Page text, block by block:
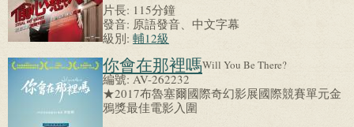
片長: 115分鐘
發音: 原語發音、中文字幕
級別: 輔12級
你會在那裡嗎Will You Be There?
編號:AV-262232
★2017布魯塞爾國際奇幻影展國際競賽單元金
鴉獎最佳電影入圍